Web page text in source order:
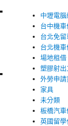
中壢電
台中機
台北免
台北機
場地租借
塑膠射
外勞申
家具
未分類
板橋汽
英國留